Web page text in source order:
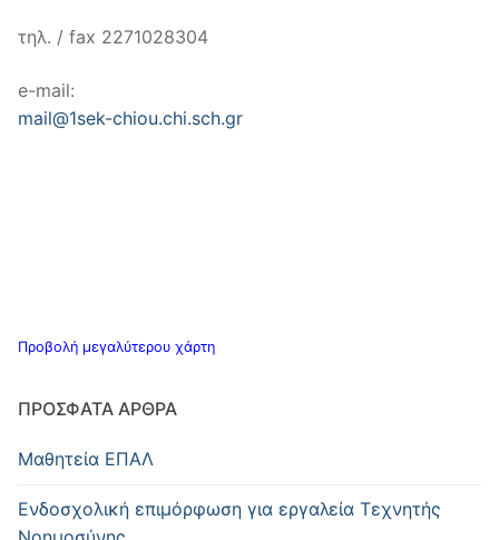
τηλ. / fax 2271028304
e-mail:
mail@1sek-chiou.chi.sch.gr
Προβολή μεγαλύτερου χάρτη
ΠΡΌΣΦΑΤΑ ΆΡΘΡΑ
Μαθητεία ΕΠΑΛ
Ενδοσχολική επιμόρφωση για εργαλεία Τεχνητής